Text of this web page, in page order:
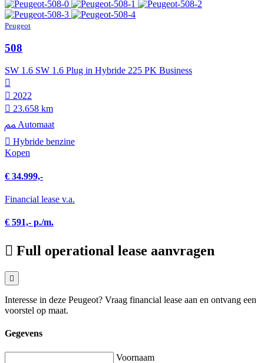
Peugeot
508
SW 1.6 SW 1.6 Plug in Hybride 225 PK Business
2022
23.658 km
Automaat
Hybride benzine
Kopen
€ 34.999,-
Financial lease v.a.
€ 591,- p./m.
Full operational lease aanvragen
Interesse in deze Peugeot? Vraag financial lease aan en ontvang een
voorstel op maat.
Gegevens
Voornaam